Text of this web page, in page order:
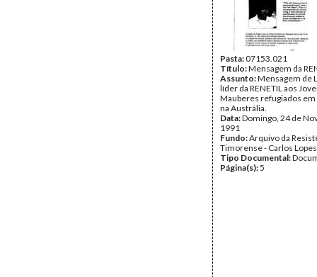
Pasta:07153.021
Título:Mensagem da
Assunto:Mensagem de
líder da RENETIL aos
Mauberes refugiados em
na Austrália.
Data:Domingo, 24 de
1991
Fundo:Arquivo da
Timorense - Carlos Lopes
Tipo Documental:
Página(s):5